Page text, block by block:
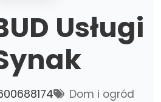
Usługi
Dom i ogród